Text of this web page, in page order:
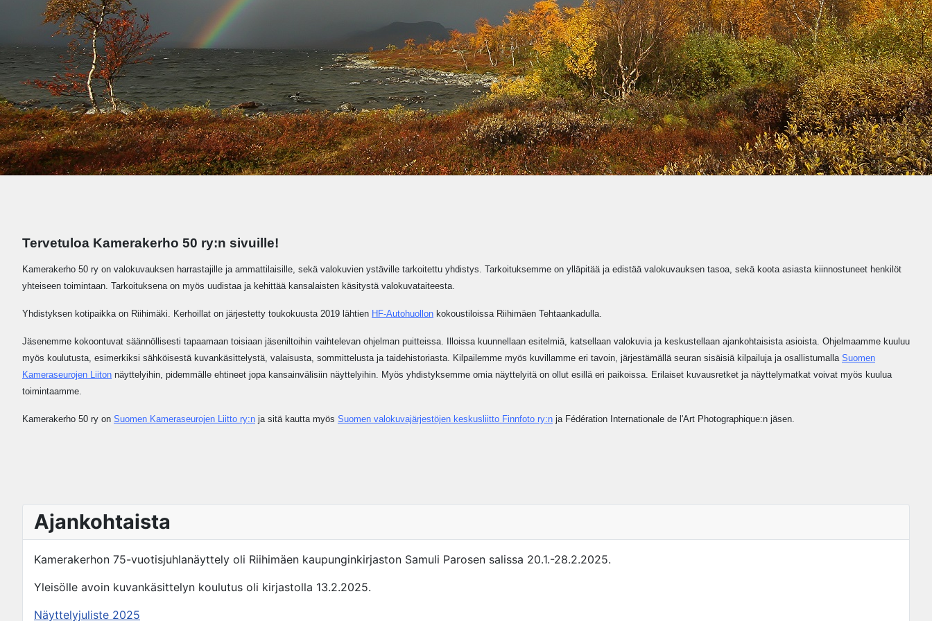
Tervetuloa Kamerakerho 50 ry:n sivuille!
Kamerakerho 50 ry on valokuvauksen harrastajille ja ammattilaisille, sekä valokuvien ystäville tarkoitettu yhdistys. Tarkoituksemme on ylläpitää ja edistää valokuvauksen tasoa, sekä koota asiasta kiinnostuneet henkilöt
yhteiseen toimintaan. Tarkoituksena on myös uudistaa ja kehittää kansalaisten käsitystä valokuvataiteesta.
Yhdistyksen kotipaikka on Riihimäki. Kerhoillat on järjestetty toukokuusta 2019 lähtien HF-Autohuollon kokoustiloissa Riihimäen Tehtaankadulla.
Jäsenemme kokoontuvat säännöllisesti tapaamaan toisiaan jäseniltoihin vaihtelevan ohjelman puitteissa. Illoissa kuunnellaan esitelmiä, katsellaan valokuvia ja keskustellaan ajankohtaisista asioista. Ohjelmaamme kuuluu
myös koulutusta, esimerkiksi sähköisestä kuvankäsittelystä, valaisusta, sommittelusta ja taidehistoriasta. Kilpailemme myös kuvillamme eri tavoin, järjestämällä seuran sisäisiä kilpailuja ja osallistumalla Suomen
Kameraseurojen Liiton näyttelyihin, pidemmälle ehtineet jopa kansainvälisiin näyttelyihin. Myös yhdistyksemme omia näyttelyitä on ollut esillä eri paikoissa. Erilaiset kuvausretket ja näyttelymatkat voivat myös kuulua
toimintaamme.
Kamerakerho 50 ry on Suomen Kameraseurojen Liitto ry:n ja sitä kautta myös Suomen valokuvajärjestöjen keskusliitto Finnfoto ry:n ja Fédération Internationale de l'Art Photographique:n jäsen.
Ajankohtaista
Kamerakerhon 75-vuotisjuhlanäyttely oli Riihimäen kaupunginkirjaston Samuli Parosen salissa 20.1.-28.2.2025.
Yleisölle avoin kuvankäsittelyn koulutus oli kirjastolla 13.2.2025.
Näyttelyjuliste 2025